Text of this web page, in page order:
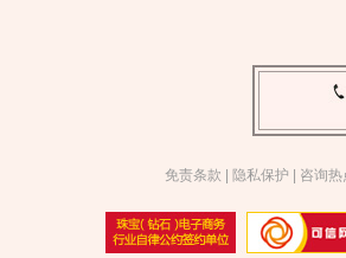
免责条款 隐私保护 咨询热